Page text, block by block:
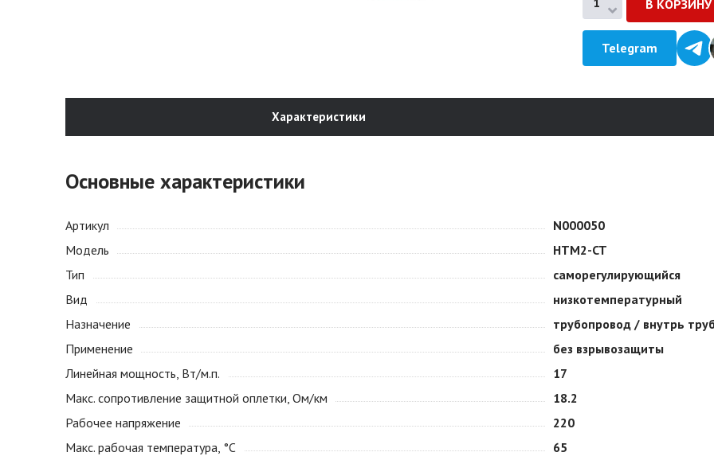
Telegram
Характеристики
Основные характеристики
Артикул
N000050
Модель
HTM2-CT
Тип
саморегулирующийся
Вид
низкотемпературный
Назначение
трубопровод / внутрь
Применение
без взрывозащиты
Линейная мощность, Вт/м.п.
17
Макс. сопротивление защитной оплетки, Ом/км
18.2
Рабочее напряжение
220
Макс. рабочая температура, °С
65